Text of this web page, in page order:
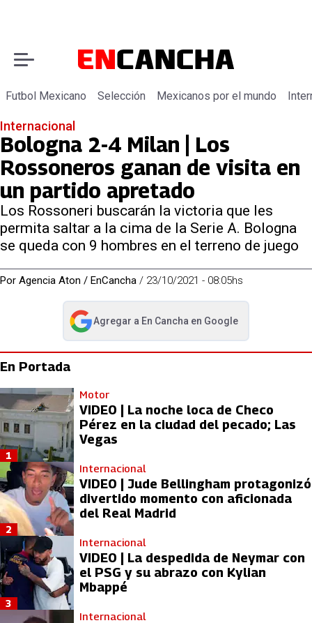
Futbol Mexicano Selección Mexicanos por el mundo
Internacional
Bologna 2-4 Milan | Los
Rossoneros ganan de visita en
un partido apretado
Los Rossoneri buscarán la victoria que les
permita saltar a la cima de la Serie A. Bologna
se queda con 9 hombres en el terreno de juego
Por Agencia Aton / EnCancha / 23/10/2021 - 08:05hs
Agregar a En Cancha en Google
abre en nueva pestaña
En Portada
Motor
VIDEO | La noche loca de Checo
Pérez en la ciudad del pecado; Las
Vegas
1
Internacional
VIDEO | Jude Bellingham protagonizó
divertido momento con aficionada
del Real Madrid
2
Internacional
VIDEO | La despedida de Neymar con
el PSG y su abrazo con Kylian
Mbappé
3
Internacional